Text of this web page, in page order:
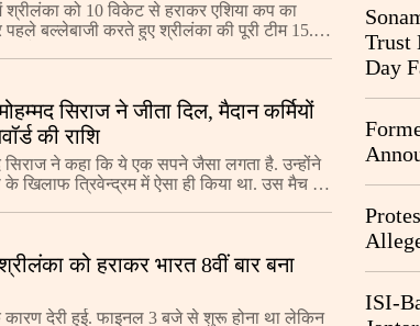
श्रीलंका को 10 विकेट से हराकर एशिया कप का
बल्लेबाजी करते हुए श्रीलंका की पूरी टीम 15.2
सिराज ने जीता दिल, मैदान कर्मियों
की राशि
सिराज ने कहा कि ये एक सपने जैसा लगता है. उन्होंने
के खिलाफ त्रिवेन्द्रम में ऐसा ही किया था. उस मैच में
को हराकर भारत 8वीं बार बना
देरी हुई. फाइनल 3 बजे से शुरू होना था लेकिन
Trust
Day
ISI-